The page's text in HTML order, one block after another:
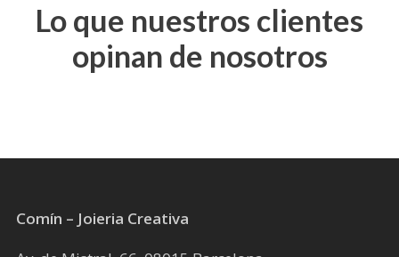
Lo que nuestros clientes
opinan de nosotros
Comín – Joieria Creativa